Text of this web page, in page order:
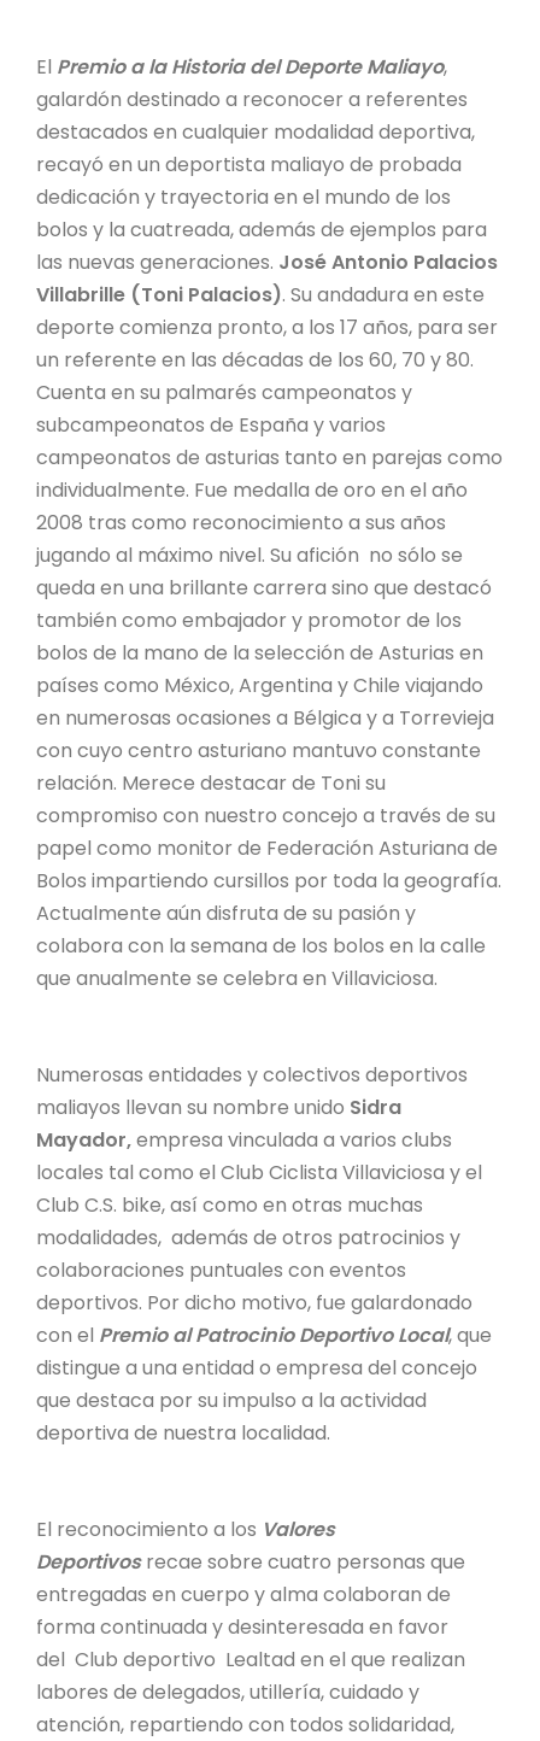
El Premio a la Historia del Deporte Maliayo,
galardón destinado a reconocer a referentes
destacados en cualquier modalidad deportiva,
recayó en un deportista maliayo de probada
dedicación y trayectoria en el mundo de los
bolos y la cuatreada, además de ejemplos para
las nuevas generaciones. José Antonio Palacios
Villabrille (Toni Palacios). Su andadura en este
deporte comienza pronto, a los 17 años, para ser
un referente en las décadas de los 60, 70 y 80.
Cuenta en su palmarés campeonatos y
subcampeonatos de España y varios
campeonatos de asturias tanto en parejas como
individualmente. Fue medalla de oro en el año
2008 tras como reconocimiento a sus años
jugando al máximo nivel. Su afición no sólo se
queda en una brillante carrera sino que destacó
también como embajador y promotor de los
bolos de la mano de la selección de Asturias en
países como México, Argentina y Chile viajando
en numerosas ocasiones a Bélgica y a Torrevieja
con cuyo centro asturiano mantuvo constante
relación. Merece destacar de Toni su
compromiso con nuestro concejo a través de su
papel como monitor de Federación Asturiana de
Bolos impartiendo cursillos por toda la geografía.
Actualmente aún disfruta de su pasión y
colabora con la semana de los bolos en la calle
que anualmente se celebra en Villaviciosa.
Numerosas entidades y colectivos deportivos
maliayos llevan su nombre unido Sidra
Mayador,empresa vinculada a varios clubs
locales tal como el Club Ciclista Villaviciosa y el
Club C.S. bike, así como en otras muchas
modalidades, además de otros patrocinios y
colaboraciones puntuales con eventos
deportivos. Por dicho motivo, fue galardonado
con el Premio al Patrocinio Deportivo Local, que
distingue a una entidad o empresa del concejo
que destaca por su impulso a la actividad
deportiva de nuestra localidad.
El reconocimiento a los Valores
Deportivosrecae sobre cuatro personas que
entregadas en cuerpo y alma colaboran de
forma continuada y desinteresada en favor
del Club deportivo Lealtad en el que realizan
labores de delegados, utillería, cuidado y
atención, repartiendo con todos solidaridad,